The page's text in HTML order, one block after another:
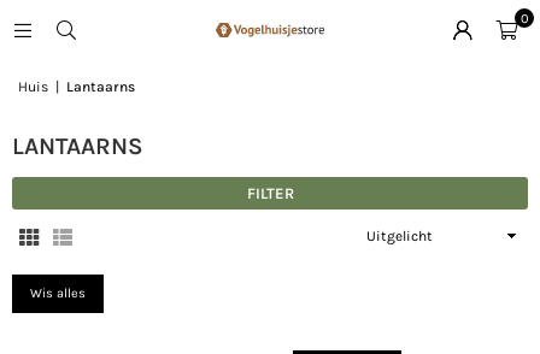
0
Huis Lantaarns
LANTAARNS
FILTER
Sorteer
Wis alles